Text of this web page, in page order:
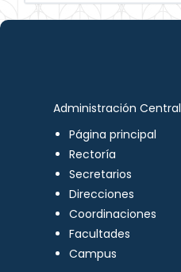
Administración Central
Página principal
Rectoría
Secretarios
Direcciones
Coordinaciones
Facultades
Campus